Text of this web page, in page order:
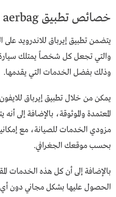
خصائص تطبيق aerbag للاندرويد
يتضمن تطبيق إيرباق للاندرويد
والتي تجعل كل شخصاً يمتلك سيارة
وذلك بفضل الخدمات التي يقدمها.
يمكن من خلال تطبيق إيرباق
المعتمدة والموثوقة، بالإضافة إلى
مزودي الخدمات للصيانة، مع
بحسب موقعك الجغرافي.
بالإضافة إلى أن كل هذه الخدمات
الحصول عليها بشكل مجاني دون